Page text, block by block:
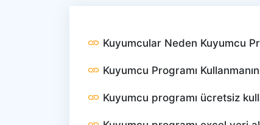
Kuyumcular Neden Kuyumcu
Kuyumcu Programı
Kuyumcu programı ücretsiz